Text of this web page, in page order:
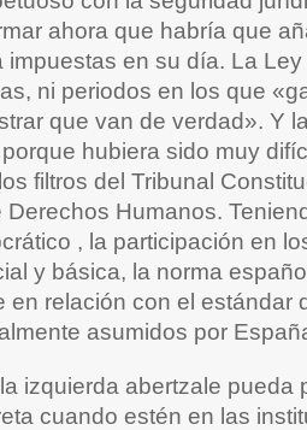
ahora que habría que
en su día. La
ni periodos en los que
que van de verdad». Y
hubiera sido muy
filtros del Tribunal
Derechos Humanos.
, la participación en
y básica, la norma
en relación con el estándar
asumidos por
izquierda abertzale pueda
cuando estén en las